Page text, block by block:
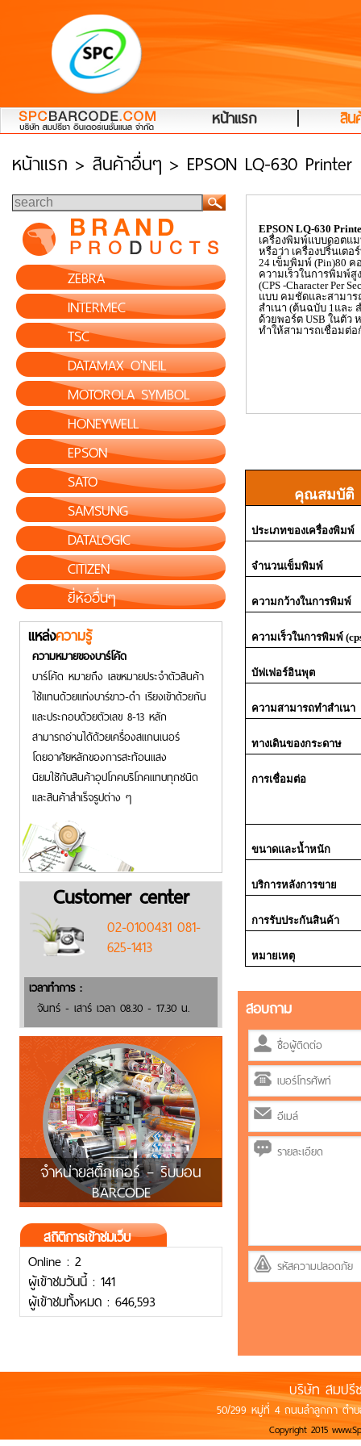
หน้าแรก | สิน
หน้าแรก > สินค้าอื่นๆ > EPSON LQ-630
ZEBRA
INTERMEC
TSC
DATAMAX O'NEIL
MOTOROLA SYMBOL
HONEYWELL
EPSON
SATO
SAMSUNG
DATALOGIC
CITIZEN
ยี่ห้ออื่นๆ
แหล่งความรู้
ความหมายของบาร์โค้ด
บาร์โค้ด หมายถึง เลขหมายประจำตัวสินค้า
ใช้แทนด้วยแท่งบาร์ขาว-ดำ เรียงเข้าด้วยกัน
และประกอบด้วยตัวเลข 8-13 หลัก
สามารถอ่านได้ด้วยเครื่องสแกนเนอร์
โดยอาศัยหลักของการสะท้อนแสง
นิยมใชักับสินค้าอุปโภคบริโภคแทบทุกชนิด
และสินค้าสำเร็จรูปต่าง ๆ
Customer center
02-0100431 081-
625-1413
เวลาทำการ :
จันทร์ - เสาร์ เวลา 08.30 - 17.30 น.
จำหน่ายสติ๊กเกอร์ – ริบบอน
BARCODE
สถิติการเข้าชมเว็บ
Online : 2
ผู้เข้าชมวันนี้ : 141
ผู้เข้าชมทั้งหมด : 646,593
EPSON LQ-630
เครื่องพิมพ์แบบดอตแ
หรือว่า เครื่องปริ้นเต
24 เข็มพิมพ์ (Pin)80 ค
ความเร็วในการพิมพ์
(CPS -Character Per
แบบ คมชัดและสามา
สำเนา (ต้นฉบับ 1และ
ด้วยพอร์ต USB ในตัว
ทำให้สามารถเชื่อมต่
คุณสมบัติ
ประเภทของเครื่องพิมพ์
จำนวนเข็มพิมพ์
ความกว้างในการพิมพ์
ความเร็วในการพิมพ์ (
บัฟเฟอร์อินพุต
ความสามารถทำสำเนา
ทางเดินของกระดาษ
การเชื่อมต่อ
ขนาดและน้ำหนัก
บริการหลังการขาย
การรับประกันสินค้า
หมายเหตุ
สอบถาม
บริษัท สมปรี
50/299 หมู่ที่ 4 ถนนลำลูกกา ตำบ
Copyright 2015